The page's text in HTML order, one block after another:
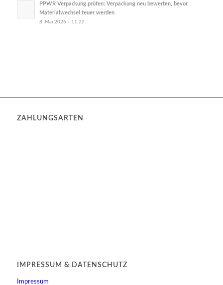
PPWR Verpackung prüfen: Verpackung neu bewerten, bevor
Materialwechsel teuer werden
8. Mai 2026 - 11:22
ZAHLUNGSARTEN
IMPRESSUM & DATENSCHUTZ
Impressum